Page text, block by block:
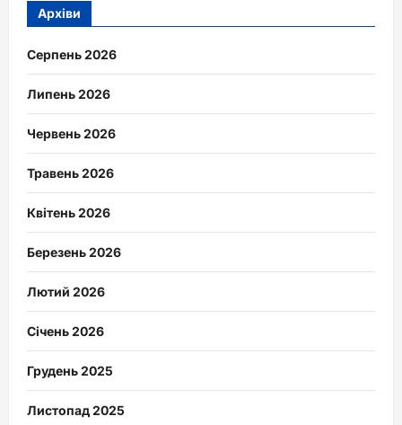
Архіви
Серпень 2026
Липень 2026
Червень 2026
Травень 2026
Квітень 2026
Березень 2026
Лютий 2026
Січень 2026
Грудень 2025
Листопад 2025